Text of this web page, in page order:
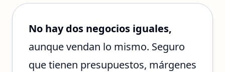
No hay dos negocios iguales,
aunque vendan lo mismo. Seguro
que tienen presupuestos, márgenes